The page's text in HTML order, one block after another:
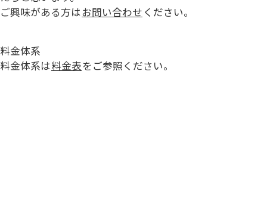
ご興味がある方はお問い合わせ ください。
料金体系
料金体系は料金表をご参照ください。